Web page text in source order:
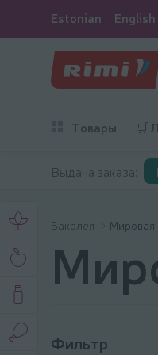
Estonian English
Товары 🛒
Выдача заказа:
Бакалея Мировая
Фильтр